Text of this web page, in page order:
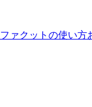
ファクットの使い方